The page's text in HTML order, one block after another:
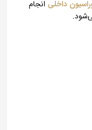
داخلی انجام